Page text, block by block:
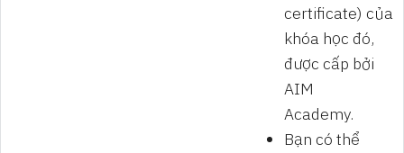
certificate) của
khóa học đó,
được cấp bởi
AIM
Academy.
Bạn có thể